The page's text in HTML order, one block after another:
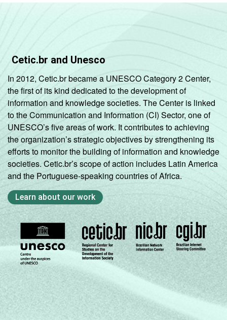
Cetic.br and Unesco
In 2012, Cetic.br became a UNESCO Category 2 Center,
the first of its kind dedicated to the development of
information and knowledge societies. The Center is linked
to the Communication and Information (CI) Sector, one of
UNESCO’s five areas of work. It contributes to achieving
the organization’s strategic objectives by strengthening its
efforts to monitor the building of information and knowledge
societies. Cetic.br’s scope of action includes Latin America
and the Portuguese-speaking countries of Africa.
Learn about our work